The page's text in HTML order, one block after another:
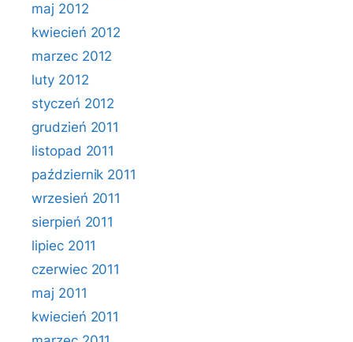
maj 2012
kwiecień 2012
marzec 2012
luty 2012
styczeń 2012
grudzień 2011
listopad 2011
październik 2011
wrzesień 2011
sierpień 2011
lipiec 2011
czerwiec 2011
maj 2011
kwiecień 2011